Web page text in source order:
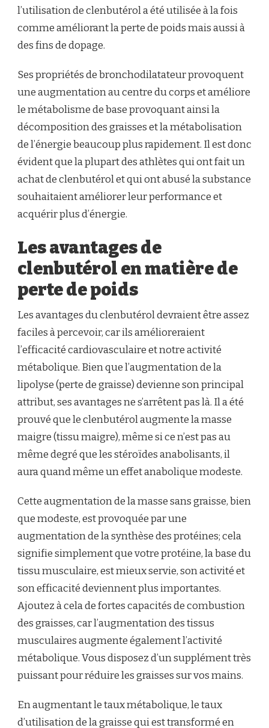
l’utilisation de clenbutérol a été utilisée à la fois
comme améliorant la perte de poids mais aussi à
des fins de dopage.
Ses propriétés de bronchodilatateur provoquent
une augmentation au centre du corps et améliore
le métabolisme de base provoquant ainsi la
décomposition des graisses et la métabolisation
de l’énergie beaucoup plus rapidement. Il est donc
évident que la plupart des athlètes qui ont fait un
achat de clenbutérol et qui ont abusé la substance
souhaitaient améliorer leur performance et
acquérir plus d’énergie.
Les avantages de
clenbutérol en matière de
perte de poids
Les avantages du clenbutérol devraient être assez
faciles à percevoir, car ils amélioreraient
l’efficacité cardiovasculaire et notre activité
métabolique. Bien que l’augmentation de la
lipolyse (perte de graisse) devienne son principal
attribut, ses avantages ne s’arrêtent pas là. Il a été
prouvé que le clenbutérol augmente la masse
maigre (tissu maigre), même si ce n’est pas au
même degré que les stéroïdes anabolisants, il
aura quand même un effet anabolique modeste.
Cette augmentation de la masse sans graisse, bien
que modeste, est provoquée par une
augmentation de la synthèse des protéines; cela
signifie simplement que votre protéine, la base du
tissu musculaire, est mieux servie, son activité et
son efficacité deviennent plus importantes.
Ajoutez à cela de fortes capacités de combustion
des graisses, car l’augmentation des tissus
musculaires augmente également l’activité
métabolique. Vous disposez d’un supplément très
puissant pour réduire les graisses sur vos mains.
En augmentant le taux métabolique, le taux
d’utilisation de la graisse qui est transformé en